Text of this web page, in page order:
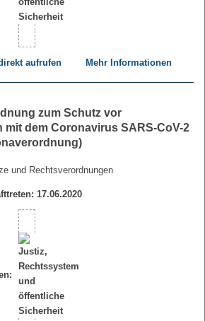
aufrufen Mehr Informationen
zum Schutz vor
mit dem Coronavirus SARS-CoV-2
und Rechtsverordnungen
17.06.2020